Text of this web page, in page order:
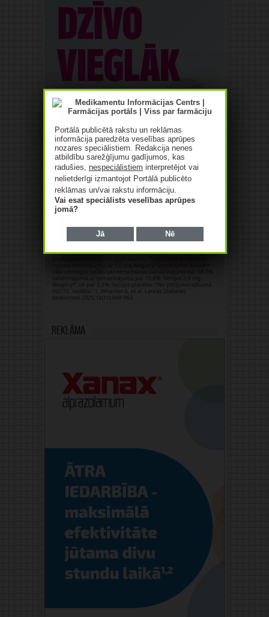
Reklāma
Portālā publicētā rakstu un reklāmas
informācija paredzēta veselības aprūpes
nozares speciālistiem. Redakcija nenes
atbildību sarežģījumu gadījumos, kas
radušies, nespeciālistiem interpretējot vai
nelietderīgi izmantojot Portālā publicēto
reklāmas un/vai rakstu informāciju.
Vai esat speciālists veselības aprūpes
jomā?
Jā Nē